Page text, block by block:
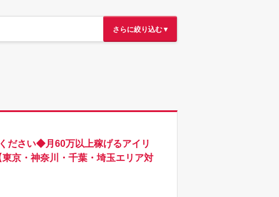
さらに絞り込む▼
ださい◆月60万以上稼げるアイリ
京・神奈川・千葉・埼玉エリア対